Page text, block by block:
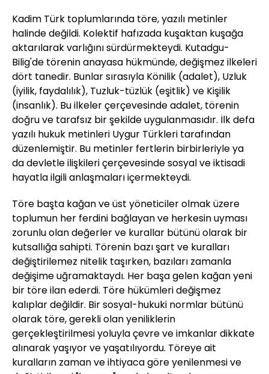
Kadim Türk toplumlarında töre, yazılı metinler
halinde değildi. Kolektif hafızada kuşaktan kuşağa
aktarılarak varlığını sürdürmekteydi. Kutadgu-
Bilig'de törenin anayasa hükmünde, değişmez ilkeleri
dört tanedir. Bunlar sırasıyla Könilik (adalet), Uzluk
(iyilik, faydalılık), Tuzluk-tüzlük (eşitlik) ve Kişilik
(insanlık). Bu ilkeler çerçevesinde adalet, törenin
doğru ve tarafsız bir şekilde uygulanmasıdır. İlk defa
yazılı hukuk metinleri Uygur Türkleri tarafından
düzenlemiştir. Bu metinler fertlerin birbirleriyle ya
da devletle ilişkileri çerçevesinde sosyal ve iktisadi
hayatla ilgili anlaşmaları içermekteydi.
Töre başta kağan ve üst yöneticiler olmak üzere
toplumun her ferdini bağlayan ve herkesin uyması
zorunlu olan değerler ve kurallar bütünü olarak bir
kutsallığa sahipti. Törenin bazı şart ve kuralları
değiştirilemez nitelik taşırken, bazıları zamanla
değişime uğramaktaydı. Her başa gelen kağan yeni
bir töre ilan ederdi. Töre hükümleri değişmez
kalıplar değildir. Bir sosyal-hukuki normlar bütünü
olarak töre, gerekli olan yeniliklerin
gerçekleştirilmesi yoluyla çevre ve imkanlar dikkate
alınarak yaşıyor ve yaşatılıyordu. Töreye ait
kuralların zaman ve ihtiyaca göre yenilenmesi ve